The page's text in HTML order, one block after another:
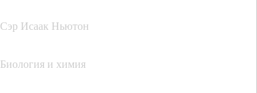
Сэр Исаак Ньютон
Биология и химия